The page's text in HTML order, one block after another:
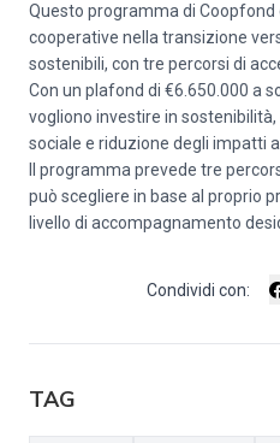
Questo programma di Coopfond
cooperative nella transizione
sostenibili, con tre percorsi di
Con un plafond di €6.650.000 a
vogliono investire in
sociale e riduzione degli impatti
Il programma prevede tre
può scegliere in base al proprio
livello di accompagnamento
Condividi con:
TAG